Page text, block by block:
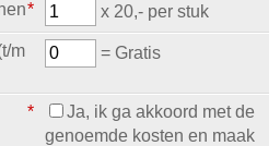
* x 20,- per stuk
m
= Gratis
*
Ja, ik ga akkoord met de
genoemde kosten en maak